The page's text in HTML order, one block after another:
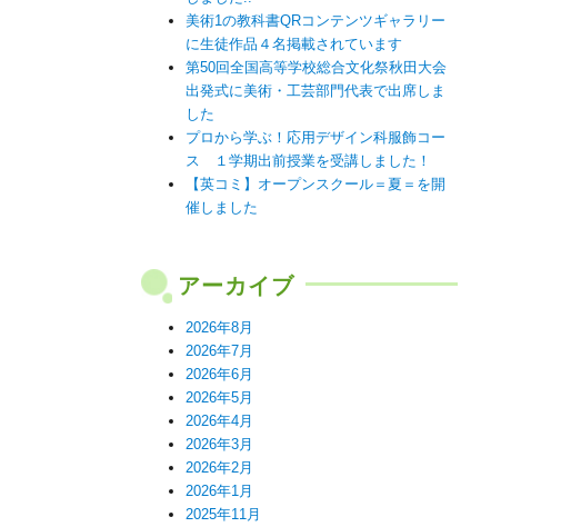
美術1の教科書QRコンテンツギャラリー
に生徒作品４名掲載されています
第50回全国高等学校総合文化祭秋田大会
出発式に美術・工芸部門代表で出席しま
した
プロから学ぶ！応用デザイン科服飾コー
ス １学期出前授業を受講しました！
【英コミ】オープンスクール＝夏＝を開
催しました
アーカイブ
2026年8月
2026年7月
2026年6月
2026年5月
2026年4月
2026年3月
2026年2月
2026年1月
2025年11月